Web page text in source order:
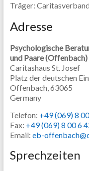
Träger:
Adresse
Psychologische
und Paare (Offenbach)
Caritashaus St. Josef
Platz der deutschen
Offenbach,63065
Germany
Telefon: +49 (069) 8
Fax: +49 (069) 8 00 6
Email: eb-
Sprechzeiten